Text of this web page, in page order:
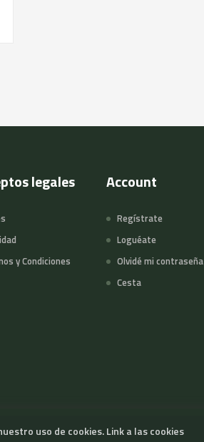
legales
y Condiciones
Account
Regístrate
Loguéate
Olvidé mi contraseña
Cesta
uso de cookies.Link a las cookies